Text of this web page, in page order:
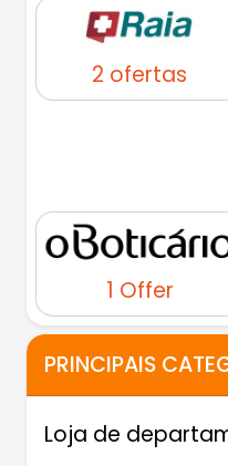
2 ofertas
1 Offer
PRINCIPAIS
Loja de